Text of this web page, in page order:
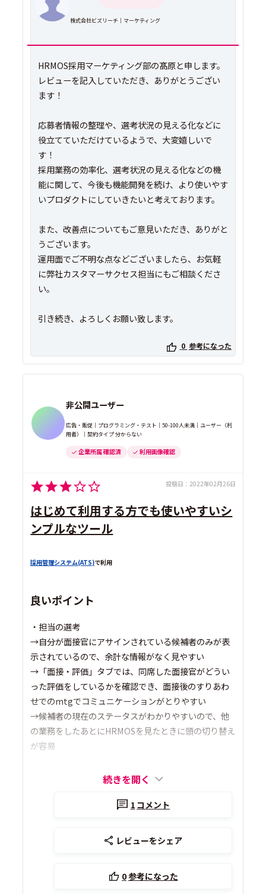
株式会社ビズリーチ｜マーケティング
HRMOS採用マーケティング部の髙原と申します。
レビューを記入していただき、ありがとうござい
ます！
応募者情報の整理や、選考状況の見える化などに
役立てていただけているようで、大変嬉しいで
す！
採用業務の効率化、選考状況の見える化などの機
能に関して、今後も機能開発を続け、より使いやす
いプロダクトにしていきたいと考えております。
また、改善点についてもご意見いただき、ありがと
うございます。
運用面でご不明な点などございましたら、お気軽
に弊社カスタマーサクセス担当にもご相談くださ
い。
引き続き、よろしくお願い致します。
0 参考になった
非公開ユーザー
広告・販促｜プログラミング・テスト｜50-100人未満｜ユーザー（利
用者）｜契約タイプ 分からない
企業所属 確認済 利用画像確認
投稿日： 2022年02月26日
はじめて利用する方でも使いやすいシ
ンプルなツール
採用管理システム(ATS)で利用
良いポイント
・担当の選考
→自分が面接官にアサインされている候補者のみが表
示されているので、余計な情報がなく見やすい
→「面接・評価」タブでは、同席した面接官がどうい
った評価をしているかを確認でき、面接後のすりあわ
せでのmtgでコミュニケーションがとりやすい
→候補者の現在のステータスがわかりやすいので、他
の業務をしたあとにHRMOSを見たときに頭の切り替え
が容易
続きを開く
1 コメント
レビューをシェア
0参考になった